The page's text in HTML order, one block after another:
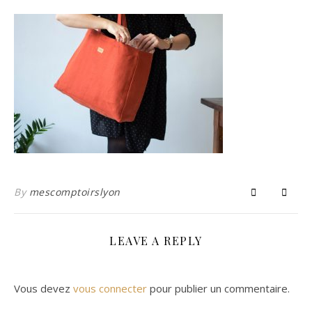
By mescomptoirslyon
LEAVE A REPLY
Vous devez vous connecter pour publier un commentaire.